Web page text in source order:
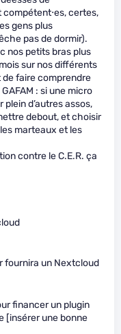
compétent⋅es, certes,
gens plus
pas de dormir).
nos petits bras plus
sur nos différents
de faire comprendre
: si une micro
d’autres assos,
debout, et choisir
marteaux et les
contre le C.E.R. ça
fournira un Nextcloud
financer un plugin
[insérer une bonne